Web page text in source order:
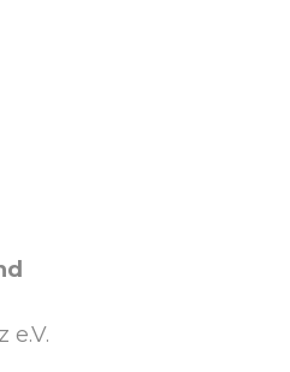
e.V.